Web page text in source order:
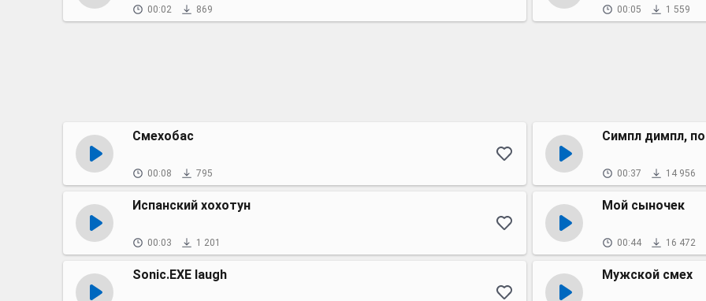
00:02 869 00:05 1 559
Смехобас
00:08 795
Симпл димпл,
00:37 14 956
Испанский хохотун
00:03 1 201
Мой сыночек
00:44 16 472
Sonic.EXE laugh Мужской смех